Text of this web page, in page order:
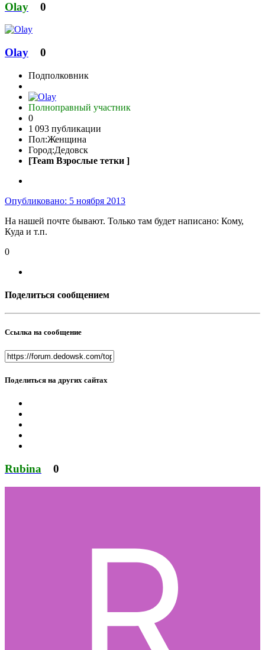
Olay 0
Olay 0
Подполковник
Полноправный участник
0
1 093 публикации
Пол:Женщина
Город:Дедовск
[Team Взрослые тетки ]
Опубликовано: 5 ноября 2013
На нашей почте бывают. Только там будет написано: Кому,
Куда и т.п.
0
Поделиться сообщением
Ссылка на сообщение
Поделиться на других сайтах
Rubina 0